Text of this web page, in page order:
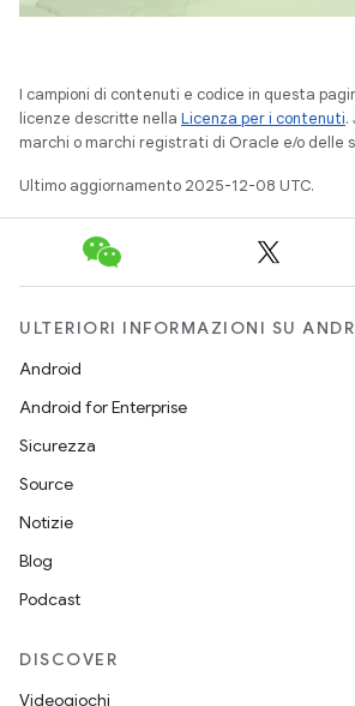
I campioni di contenuti e codice in questa
licenze descritte nella Licenza per i contenuti.
marchi o marchi registrati di Oracle e/o delle
Ultimo aggiornamento 2025-12-08 UTC.
ULTERIORI INFORMAZIONI SU
Android
Android for Enterprise
Sicurezza
Source
Notizie
Blog
Podcast
DISCOVER
Videogiochi